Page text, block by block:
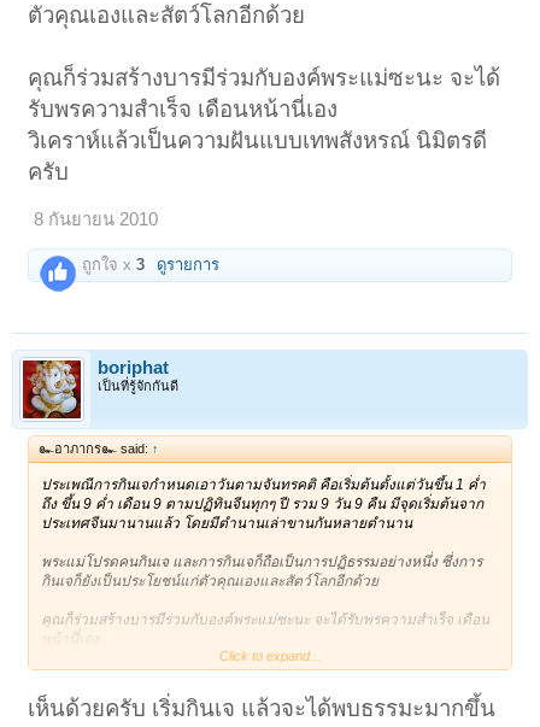
ตัวคุณเองและสัตว์โลกอีกด้วย
คุณก็ร่วมสร้างบารมีร่วมกับองค์พระแม่ซะนะ จะได้
รับพรความสําเร็จ เดือนหน้านี่เอง
วิเคราห์แล้วเป็นความฝันแบบเทพสังหรณ์ นิมิตรดี
ครับ
8 กันยายน 2010
ถูกใจ x3 ดูรายการ
boriphat
เป็นที่รู้จักกันดี
๛อาภากร๛ said: ↑
ประเพณีการกินเจกำหนดเอาวันตามจันทรคติ คือเริ่มต้นตั้งแต่วันขึ้น 1 ค่ำ
ถึง ขึ้น 9 ค่ำ เดือน 9 ตามปฏิทินจีนทุกๆ ปี รวม 9 วัน 9 คืน มีจุดเริ่มต้นจาก
ประเทศจีนมานานแล้ว โดยมีตำนานเล่าขานกันหลายตำนาน
พระแม่โปรดคนกินเจ และการกินเจก็ถือเป็นการปฏิธรรมอย่างหนึ่ง ซึ่งการ
กินเจก็ยังเป็นประโยชน์แก่ตัวคุณเองและสัตว์โลกอีกด้วย
คุณก็ร่วมสร้างบารมีร่วมกับองค์พระแม่ซะนะ จะได้รับพรความสําเร็จ เดือน
หน้านี่เอง
วิเคราห์แล้วเป็นความฝันแบบเทพสังหรณ์ นิมิตรดีครับ
Click to expand...
เห็นด้วยครับ เริ่มกินเจ แล้วจะได้พบธรรมะมากขึ้น